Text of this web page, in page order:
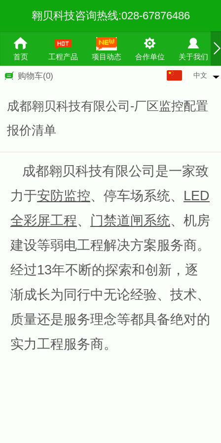
翱贝科技咨询热线:028-67876486
首页 工程产品 项目动态 合作单位 关于我们
购物车(0) 中文
成都翱贝科技有限公司-厂区监控配置
报价清单
成都翱贝科技有限公司是一家致
力于安防监控、停车场系统、 LED
全彩屏工程、 门禁道闸系统、机房
建设等弱电工程解决方案服务商。
经过13年不断的探索和创新，逐
渐成长为同行中无论经验、技术、
质量还是服务理念等都具备绝对的
实力工程服务商。